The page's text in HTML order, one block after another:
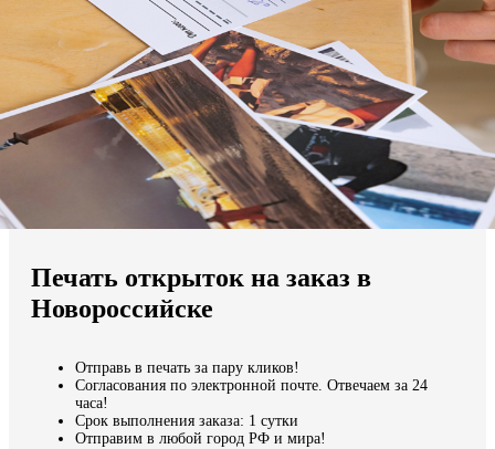
Мы доставляем по всему миру
Продолжить без города
Печать открыток на заказ в
Новороссийске
Отправь в печать за пару кликов!
Согласования по электронной почте. Отвечаем за 24
часа!
Срок выполнения заказа: 1 сутки
Отправим в любой город РФ и мира!